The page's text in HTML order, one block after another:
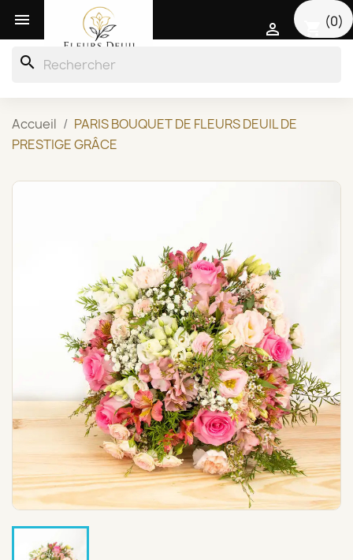
 (0)

search
Accueil
PARIS BOUQUET DE FLEURS DEUIL DE
PRESTIGE GRÂCE